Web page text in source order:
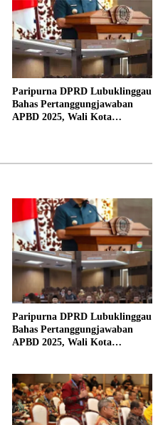
Paripurna DPRD Lubuklinggau
Bahas Pertanggungjawaban
APBD 2025, Wali Kota
Paripurna DPRD Lubuklinggau
Bahas Pertanggungjawaban
APBD 2025, Wali Kota